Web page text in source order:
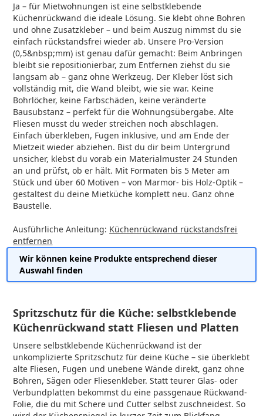
Ja – für Mietwohnungen ist eine selbstklebende
Küchenrückwand die ideale Lösung. Sie klebt ohne Bohren
und ohne Zusatzkleber – und beim Auszug nimmst du sie
einfach rückstandsfrei wieder ab. Unsere Pro-Version
(0,5&nbsp;mm) ist genau dafür gemacht: Beim Anbringen
bleibt sie repositionierbar, zum Entfernen ziehst du sie
langsam ab – ganz ohne Werkzeug. Der Kleber löst sich
vollständig mit, die Wand bleibt, wie sie war. Keine
Bohrlöcher, keine Farbschäden, keine veränderte
Bausubstanz – perfekt für die Wohnungsübergabe. Alte
Fliesen musst du weder streichen noch abschlagen.
Einfach überkleben, Fugen inklusive, und am Ende der
Mietzeit wieder abziehen. Bist du dir beim Untergrund
unsicher, klebst du vorab ein Materialmuster 24 Stunden
an und prüfst, ob er hält. Mit Formaten bis 5 Meter am
Stück und über 60 Motiven – von Marmor- bis Holz-Optik –
gestaltest du deine Mietküche komplett neu. Ganz ohne
Baustelle.
Ausführliche Anleitung: Küchenrückwand rückstandsfrei
entfernen
Wir können keine Produkte entsprechend dieser
Auswahl finden
Spritzschutz für die Küche: selbstklebende
Küchenrückwand statt Fliesen und Platten
Unsere selbstklebende Küchenrückwand ist der
unkomplizierte Spritzschutz für deine Küche – sie überklebt
alte Fliesen, Fugen und unebene Wände direkt, ganz ohne
Bohren, Sägen oder Fliesenkleber. Statt teurer Glas- oder
Verbundplatten bekommst du eine passgenaue Rückwand-
Folie, die du mit Schere und Cutter selbst zuschneidest. So